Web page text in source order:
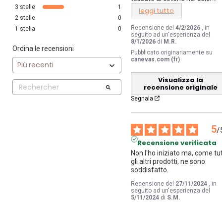
3 stelle
1
2 stelle
0
1 stella 0
Ordina le recensioni
leggi tutto
Recensione del4/2/2026
, in
seguito ad un'esperienza del
8/1/2026 di M.R.
Pubblicato originariamente su
canevas.com (fr)
Visualizza la
recensione originale
Segnala
5/
Recensione verificata
Non l'ho iniziato ma, come
gli altri prodotti, ne sono
soddisfatto.
Recensione del 27/11/2024
, in
seguito ad un'esperienza del
5/11/2024 di S.M.